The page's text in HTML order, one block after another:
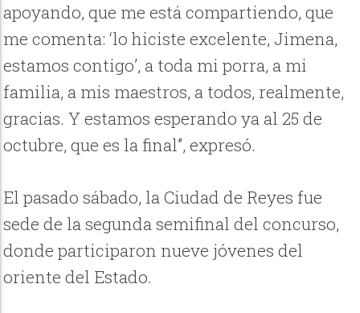
apoyando, que me está compartiendo, que
me comenta: ‘lo hiciste excelente, Jimena,
estamos contigo’, a toda mi porra, a mi
familia, a mis maestros, a todos, realmente,
gracias. Y estamos esperando ya al 25 de
octubre, que es la final”, expresó.
El pasado sábado, la Ciudad de Reyes fue
sede de la segunda semifinal del concurso,
donde participaron nueve jóvenes del
oriente del Estado.